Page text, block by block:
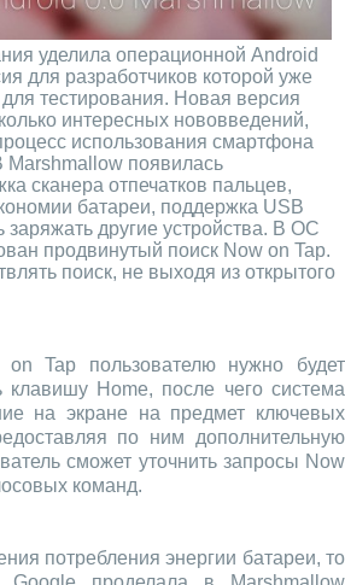
уделила операционной Android
для разработчиков которой уже
тестирования. Новая версия
интересных нововведений,
использования смартфона
появилась
сканера отпечатков пальцев,
батареи, поддержка USB
заряжать другие устройства. В ОС
продвинутый поиск Now on Tap.
поиск, не выходя из открытого
Tap пользователю нужно будет
клавишу Home, после чего система
на экране на предмет ключевых
по ним дополнительную
сможет уточнить запросы Now
команд.
потребления энергии батареи, то